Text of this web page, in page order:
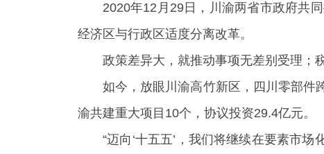
2020年12月29日，川渝两省市政府共
经济区与行政区适度分离改革。
政策差异大，就推动事项无差别受理；
如今，放眼川渝高竹新区，四川零部
渝共建重大项目10个，协议投资29.4亿元。
“迈向‘十五五’，我们将继续在要素市